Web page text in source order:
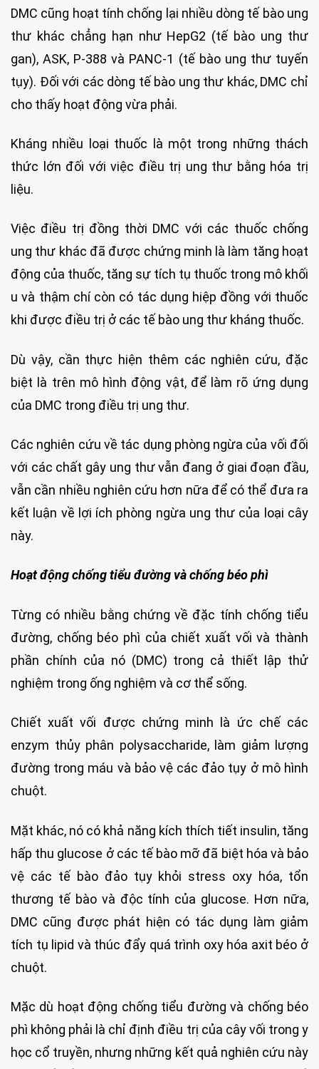
DMC cũng hoạt tính chống lại nhiều dòng tế bào ung
thư khác chẳng hạn như HepG2 (tế bào ung thư
gan), ASK, P-388 và PANC-1 (tế bào ung thư tuyến
tụy). Đối với các dòng tế bào ung thư khác, DMC chỉ
cho thấy hoạt động vừa phải.
Kháng nhiều loại thuốc là một trong những thách
thức lớn đối với việc điều trị ung thư bằng hóa trị
liệu.
Việc điều trị đồng thời DMC với các thuốc chống
ung thư khác đã được chứng minh là làm tăng hoạt
động của thuốc, tăng sự tích tụ thuốc trong mô khối
u và thậm chí còn có tác dụng hiệp đồng với thuốc
khi được điều trị ở các tế bào ung thư kháng thuốc.
Dù vậy, cần thực hiện thêm các nghiên cứu, đặc
biệt là trên mô hình động vật, để làm rõ ứng dụng
của DMC trong điều trị ung thư.
Các nghiên cứu về tác dụng phòng ngừa của vối đối
với các chất gây ung thư vẫn đang ở giai đoạn đầu,
vẫn cần nhiều nghiên cứu hơn nữa để có thể đưa ra
kết luận về lợi ích phòng ngừa ung thư của loại cây
này.
Hoạt động chống tiểu đường và chống béo phì
Từng có nhiều bằng chứng về đặc tính chống tiểu
đường, chống béo phì của chiết xuất vối và thành
phần chính của nó (DMC) trong cả thiết lập thử
nghiệm trong ống nghiệm và cơ thể sống.
Chiết xuất vối được chứng minh là ức chế các
enzym thủy phân polysaccharide, làm giảm lượng
đường trong máu và bảo vệ các đảo tụy ở mô hình
chuột.
Mặt khác, nó có khả năng kích thích tiết insulin, tăng
hấp thu glucose ở các tế bào mỡ đã biệt hóa và bảo
vệ các tế bào đảo tụy khỏi stress oxy hóa, tổn
thương tế bào và độc tính của glucose. Hơn nữa,
DMC cũng được phát hiện có tác dụng làm giảm
tích tụ lipid và thúc đẩy quá trình oxy hóa axit béo ở
chuột.
Mặc dù hoạt động chống tiểu đường và chống béo
phì không phải là chỉ định điều trị của cây vối trong y
học cổ truyền, nhưng những kết quả nghiên cứu này